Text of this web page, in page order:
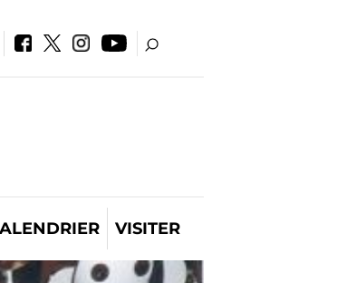
VISITER